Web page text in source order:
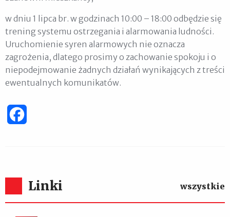
w dniu 1 lipca br. w godzinach 10:00 – 18:00 odbędzie się
trening systemu ostrzegania i alarmowania ludności.
Uruchomienie syren alarmowych nie oznacza
zagrożenia, dlatego prosimy o zachowanie spokoju i o
niepodejmowanie żadnych działań wynikających z treści
ewentualnych komunikatów.
Linki wszystkie